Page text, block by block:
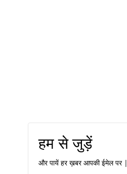
हम से जुड़ें
और पायें हर ख़बर आपकी ईमेल पर |